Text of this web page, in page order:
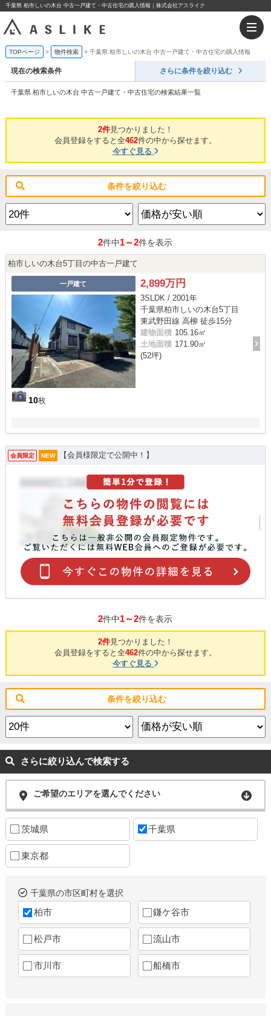
千葉県 柏市しいの木台 中古一戸建て・中古住宅の購入情報｜株式会社アスライク
TOPページ 物件検索 千葉県 柏市しいの木台 中古一戸建て・中古住宅の購入情報
現在の検索条件 さらに条件を絞り込む
千葉県 柏市しいの木台 中古一戸建て・中古住宅の検索結果一覧
2件見つかりました！
会員登録をすると全462件の中から探せます。
今すぐ見る
条件を絞り込む
2件中1～2件を表示
柏市しいの木台5丁目の中古一戸建て
一戸建て
10枚
2,899万円
3SLDK / 2001年
千葉県柏市しいの木台5丁目
東武野田線 高柳 徒歩15分
建物面積 105.16㎡
土地面積 171.90㎡
(52坪)
会員限定 NEW 【会員様限定で公開中！】
2件中1～2件を表示
2件見つかりました！
会員登録をすると全462件の中から探せます。
今すぐ見る
条件を絞り込む
さらに絞り込んで検索する
ご希望のエリアを選んでください
茨城県 千葉県
東京都
千葉県の市区町村を選択
柏市 鎌ケ谷市
松戸市 流山市
市川市 船橋市